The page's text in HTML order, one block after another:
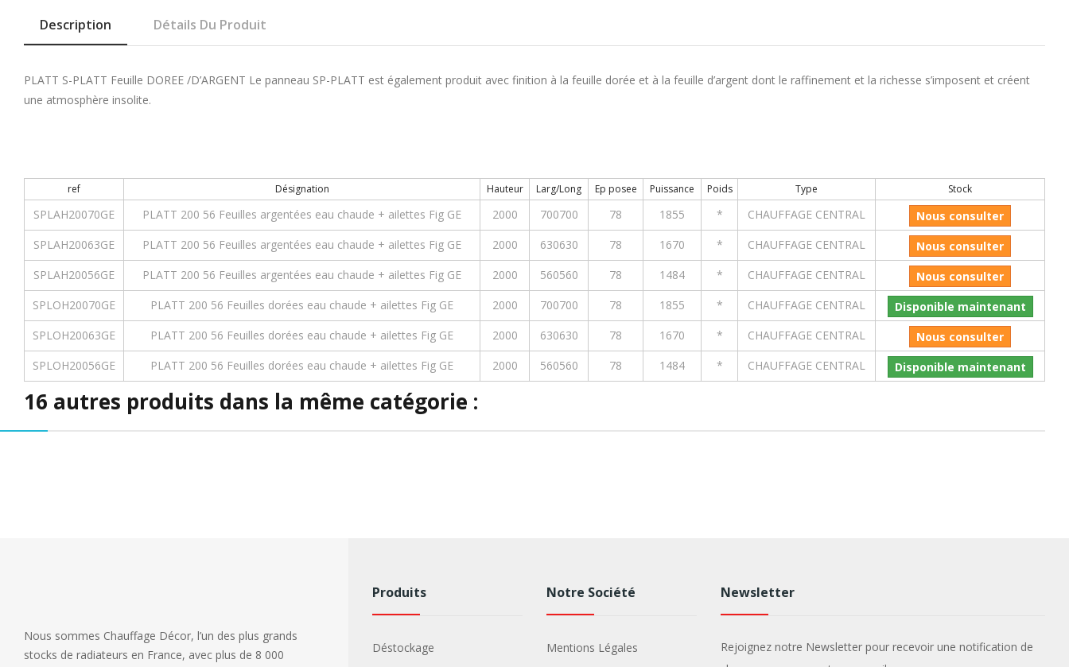
Description Détails Du Produit
PLATT S-PLATT Feuille DOREE /D’ARGENT Le panneau SP-PLATT est également produit avec finition à la feuille dorée et à la feuille d’argent dont le raffinement et la richesse s’imposent et créent
une atmosphère insolite.
ref Désignation Hauteur Larg/Long Ep posee Puissance Poids Type Stock
SPLAH20070GE PLATT 200 56 Feuilles argentées eau chaude + ailettes Fig GE 2000 700700 78 1855 * CHAUFFAGE CENTRAL
Nous consulter
SPLAH20063GE
PLATT 200 56 Feuilles argentées eau chaude + ailettes Fig GE 2000 630630 78 1670 * CHAUFFAGE CENTRAL
Nous consulter
SPLAH20056GE
PLATT 200 56 Feuilles argentées eau chaude + ailettes Fig GE 2000 560560 78 1484 * CHAUFFAGE CENTRAL
Nous consulter
SPLOH20070GE
PLATT 200 56 Feuilles dorées eau chaude + ailettes Fig GE 2000 700700 78 1855 * CHAUFFAGE CENTRAL
Disponible maintenant
SPLOH20063GE
PLATT 200 56 Feuilles dorées eau chaude + ailettes Fig GE 2000 630630 78 1670 * CHAUFFAGE CENTRAL
Nous consulter
SPLOH20056GE
PLATT 200 56 Feuilles dorées eau chaude + ailettes Fig GE 2000 560560 78 1484 * CHAUFFAGE CENTRAL Disponible maintenant
16 autres produits dans la même catégorie :
Nous sommes Chauffage Décor, l’un des plus grands
stocks de radiateurs en France, avec plus de 8 000
Produits
Déstockage
Notre Société
Mentions Légales
Newsletter
Rejoignez notre Newsletter pour recevoir une notification de